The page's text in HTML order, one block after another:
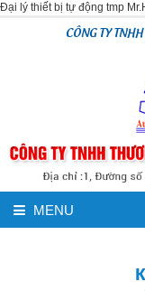
Đại lý thiết bị tự động tmp
CÔNG TY
MENU